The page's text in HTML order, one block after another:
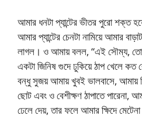
আমার ধনটা প্যান্টের ভীতর পুরো শক্ত
আমার প্যান্টের চেনটা নামিয়ে আমার
লাগল। ও আমায় বলল, “এই সৌম্য,
একটা জিনিষ গুদে ঢুকিয়ে ঠাপ খেলে কত
বন্ধু সুজয় আমায় খুবই ভালবাসে, আমায়
ছোট এবং ও বেশীক্ষণ ঠাপাতে পারেনা,
ঢেলে দেয়, তার ফলে আমার ক্ষিদে